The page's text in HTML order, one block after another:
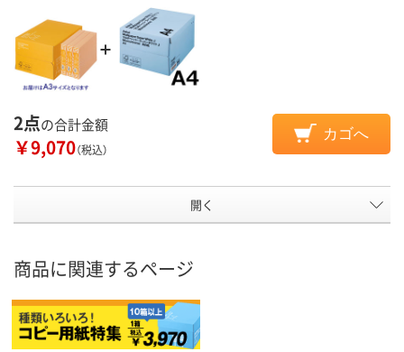
2点の合計金額
￥9,070（税込）
カゴへ
開く
商品に関連するページ